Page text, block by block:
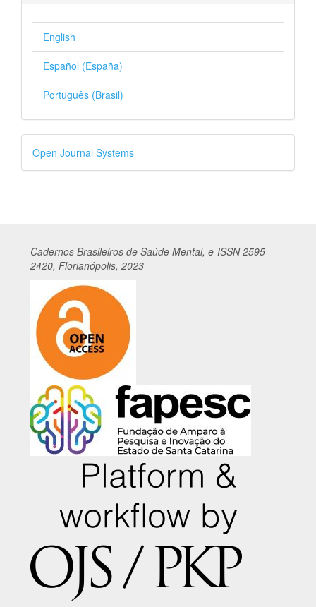
English
Español (España)
Português (Brasil)
Desenvolvido
por
Open Journal Systems
Cadernos Brasileiros de Saúde Mental, e-ISSN 2595-
2420, Florianópolis, 2023